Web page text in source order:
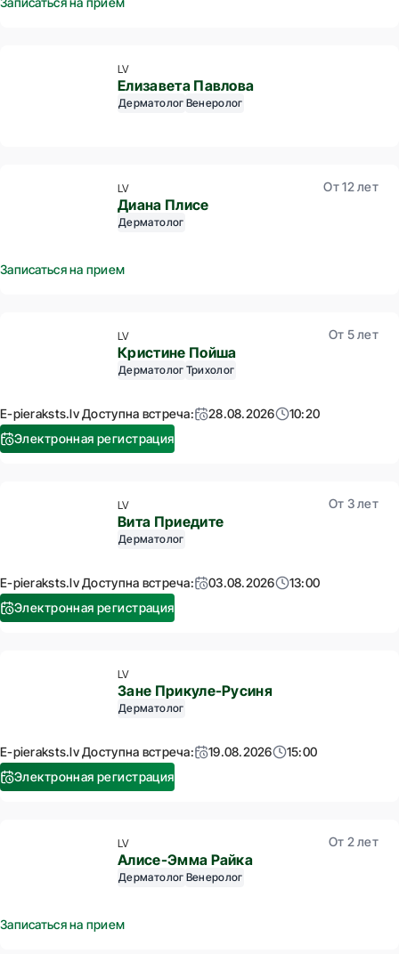
LV
Елизавета Павлова
Дерматолог Венеролог
LV От 12 лет
Диана Плисе
Дерматолог
Записаться на прием
LV От 5 лет
Кристине Пойша
Дерматолог Трихолог
E-pieraksts.lv Доступна встреча: 28.08.2026
10:20
Электронная регистрация
LV От 3 лет
Вита Приедите
Дерматолог
E-pieraksts.lv Доступна встреча: 03.08.2026
13:00
Электронная регистрация
LV
Зане Прикуле-Русиня
Дерматолог
E-pieraksts.lv Доступна встреча: 19.08.2026
15:00
Электронная регистрация
LV От 2 лет
Алисе-Эмма Райка
Дерматолог Венеролог
Записаться на прием